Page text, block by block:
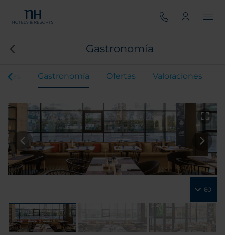
Gastronomía
Gastronomía Ofertas Valoraciones
60